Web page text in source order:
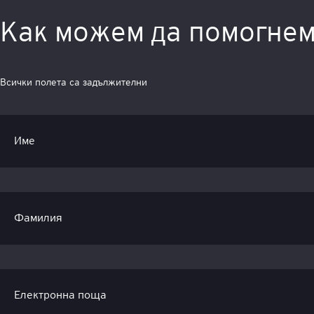
Как можем да
Всички полета са задължителни
Име
Фамилия
Електронна поща